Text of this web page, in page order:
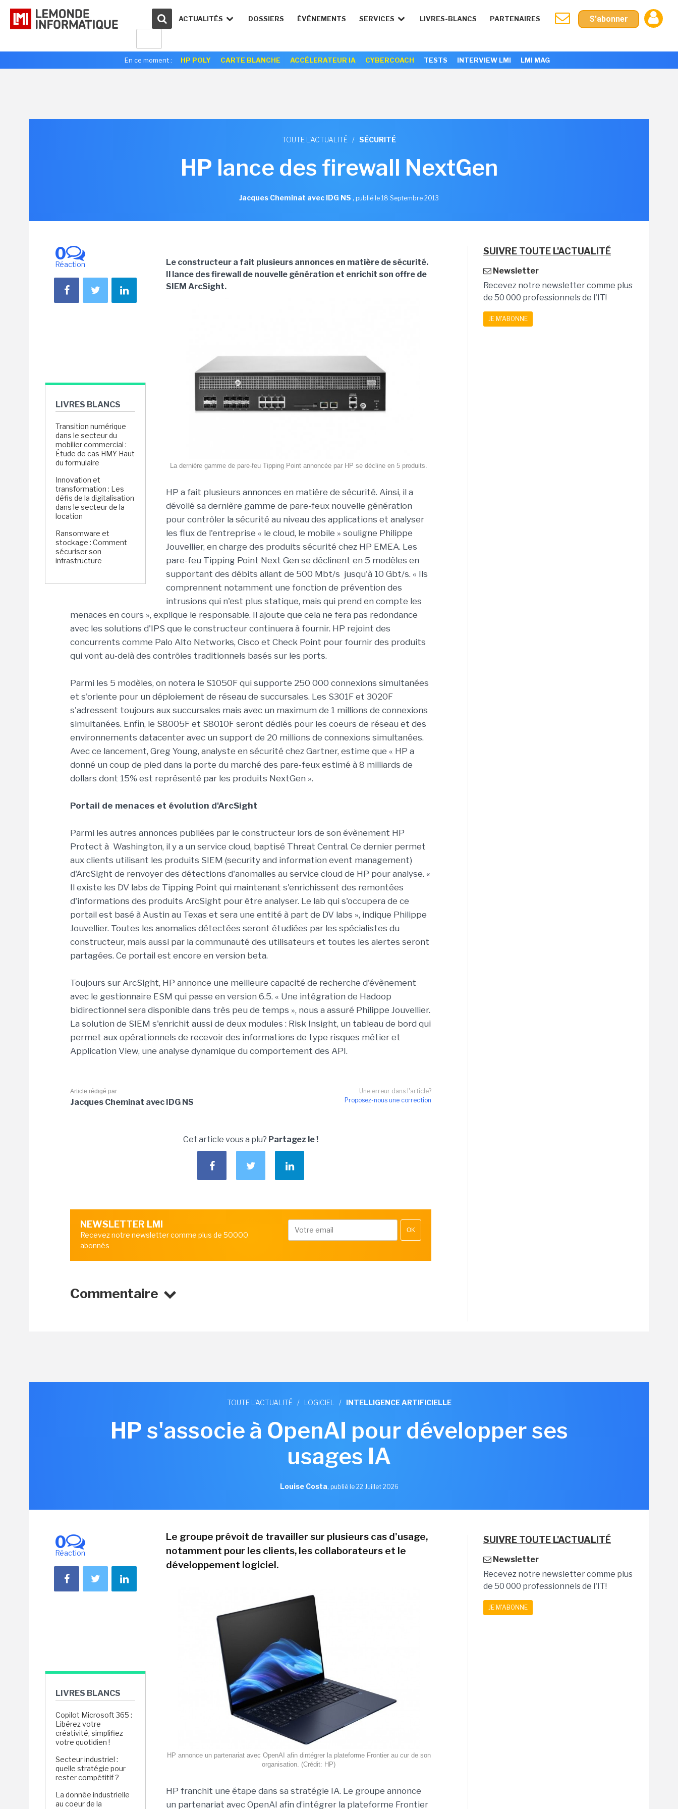
ACTUALITÉS DOSSIERS ÉVÉNEMENTS SERVICES LIVRES-BLANCS PARTENAIRES S'abonner
En ce moment : HP POLY CARTE BLANCHE ACCÉLERATEUR IA CYBERCOACH TESTS INTERVIEW LMI LMI MAG
TOUTE L'ACTUALITÉ / SÉCURITÉ
HP lance des firewall NextGen
Jacques Cheminat avec IDG NS , publié le 18 Septembre 2013
0
Réaction
LIVRES BLANCS
Transition numérique
dans le secteur du
mobilier commercial :
Étude de cas HMY Haut
du formulaire
Innovation et
transformation : Les
défis de la digitalisation
dans le secteur de la
location
Ransomware et
stockage : Comment
sécuriser son
infrastructure
Le constructeur a fait plusieurs annonces en matière de sécurité.
Il lance des firewall de nouvelle génération et enrichit son offre de
SIEM ArcSight.
La dernière gamme de pare-feu Tipping Point annoncée par HP se décline en 5 produits.
HP a fait plusieurs annonces en matière de sécurité. Ainsi, il a
dévoilé sa dernière gamme de pare-feux nouvelle génération
pour contrôler la sécurité au niveau des applications et analyser
les flux de l'entreprise « le cloud, le mobile » souligne Philippe
Jouvellier, en charge des produits sécurité chez HP EMEA. Les
pare-feu Tipping Point Next Gen se déclinent en 5 modèles en
supportant des débits allant de 500 Mbt/s jusqu'à 10 Gbt/s. « Ils
comprennent notamment une fonction de prévention des
intrusions qui n'est plus statique, mais qui prend en compte les
menaces en cours », explique le responsable. Il ajoute que cela ne fera pas redondance
avec les solutions d'IPS que le constructeur continuera à fournir. HP rejoint des
concurrents comme Palo Alto Networks, Cisco et Check Point pour fournir des produits
qui vont au-delà des contrôles traditionnels basés sur les ports.
Parmi les 5 modèles, on notera le S1050F qui supporte 250 000 connexions simultanées
et s'oriente pour un déploiement de réseau de succursales. Les S301F et 3020F
s'adressent toujours aux succursales mais avec un maximum de 1 millions de connexions
simultanées. Enfin, le S8005F et S8010F seront dédiés pour les coeurs de réseau et des
environnements datacenter avec un support de 20 millions de connexions simultanées.
Avec ce lancement, Greg Young, analyste en sécurité chez Gartner, estime que « HP a
donné un coup de pied dans la porte du marché des pare-feux estimé à 8 milliards de
dollars dont 15% est représenté par les produits NextGen ».
Portail de menaces et évolution d'ArcSight
Parmi les autres annonces publiées par le constructeur lors de son évènement HP
Protect à Washington, il y a un service cloud, baptisé Threat Central. Ce dernier permet
aux clients utilisant les produits SIEM (security and information event management)
d'ArcSight de renvoyer des détections d'anomalies au service cloud de HP pour analyse. «
Il existe les DV labs de Tipping Point qui maintenant s'enrichissent des remontées
d'informations des produits ArcSight pour être analyser. Le lab qui s'occupera de ce
portail est basé à Austin au Texas et sera une entité à part de DV labs », indique Philippe
Jouvellier. Toutes les anomalies détectées seront étudiées par les spécialistes du
constructeur, mais aussi par la communauté des utilisateurs et toutes les alertes seront
partagées. Ce portail est encore en version beta.
Toujours sur ArcSight, HP annonce une meilleure capacité de recherche d'évènement
avec le gestionnaire ESM qui passe en version 6.5. « Une intégration de Hadoop
bidirectionnel sera disponible dans très peu de temps », nous a assuré Philippe Jouvellier.
La solution de SIEM s'enrichit aussi de deux modules : Risk Insight, un tableau de bord qui
permet aux opérationnels de recevoir des informations de type risques métier et
Application View, une analyse dynamique du comportement des API.
Une erreur dans l'article?
Proposez-nous une correction
Article rédigé par
Jacques Cheminat avec IDG NS
Cet article vous a plu? Partagez le !
NEWSLETTER LMI
Recevez notre newsletter comme plus de 50000
abonnés
OK
Commentaire
SUIVRE TOUTE L'ACTUALITÉ
Newsletter
Recevez notre newsletter comme plus
de 50 000 professionnels de l'IT!
JE M'ABONNE
TOUTE L'ACTUALITÉ / LOGICIEL / INTELLIGENCE ARTIFICIELLE
HP s'associe à OpenAI pour développer ses
usages IA
Louise Costa, publié le 22 Juillet 2026
0
Réaction
LIVRES BLANCS
Copilot Microsoft 365 :
Libérez votre
créativité, simplifiez
votre quotidien !
Secteur industriel :
quelle stratégie pour
rester compétitif ?
La donnée industrielle
au coeur de la
Le groupe prévoit de travailler sur plusieurs cas d'usage,
notamment pour les clients, les collaborateurs et le
développement logiciel.
HP annonce un partenariat avec OpenAI afin dintégrer la plateforme Frontier au cur de son
organisation. (Crédit: HP)
HP franchit une étape dans sa stratégie IA. Le groupe annonce
un partenariat avec OpenAI afin d’intégrer la plateforme Frontier
SUIVRE TOUTE L'ACTUALITÉ
Newsletter
Recevez notre newsletter comme plus
de 50 000 professionnels de l'IT!
JE M'ABONNE